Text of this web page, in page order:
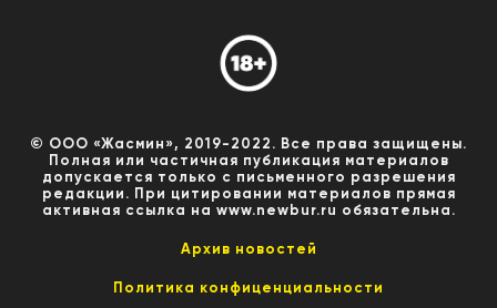
© ООО «Жасмин», 2019-2022. Все права защищены.
Полная или частичная публикация материалов
допускается только с письменного разрешения
редакции. При цитировании материалов прямая
активная ссылка на www.newbur.ru обязательна.
Архив новостей
Политика конфиценциальности